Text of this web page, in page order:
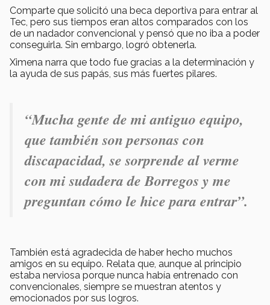
Comparte que solicitó una beca deportiva para entrar al
Tec, pero sus tiempos eran altos comparados con los
de un nadador convencional y pensó que no iba a poder
conseguirla. Sin embargo, logró obtenerla.
Ximena narra que todo fue gracias a la determinación y
la ayuda de sus papás, sus más fuertes pilares.
“Mucha gente de mi antiguo equipo,
que también son personas con
discapacidad, se sorprende al verme
con mi sudadera de Borregos y me
preguntan cómo le hice para entrar”.
También está agradecida de haber hecho muchos
amigos en su equipo. Relata que, aunque al principio
estaba nerviosa porque nunca había entrenado con
convencionales, siempre se muestran atentos y
emocionados por sus logros.